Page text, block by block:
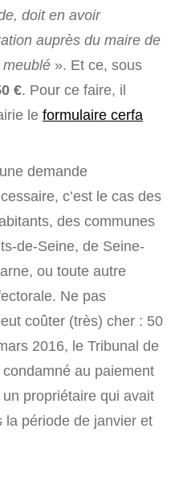
doit en avoir
auprès du maire de
». Et ce, sous
€. Pour ce faire, il
le formulaire cerfa
demande
c’est le cas des
des communes
de-Seine, de Seine-
ou toute autre
Ne pas
coûter (très) cher : 50
2016, le Tribunal de
au paiement
propriétaire qui avait
la période de janvier et